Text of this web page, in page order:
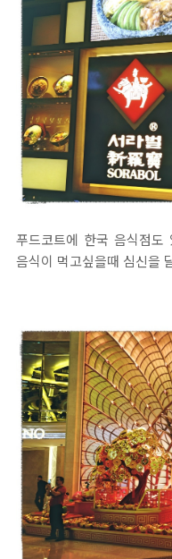
푸드코트에 한국 음식점
음식이 먹고싶을때 심신을